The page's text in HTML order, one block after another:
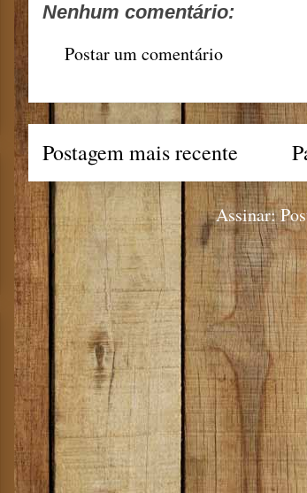
Nenhum comentário:
Postar um comentário
Postagem mais recente
Assinar: